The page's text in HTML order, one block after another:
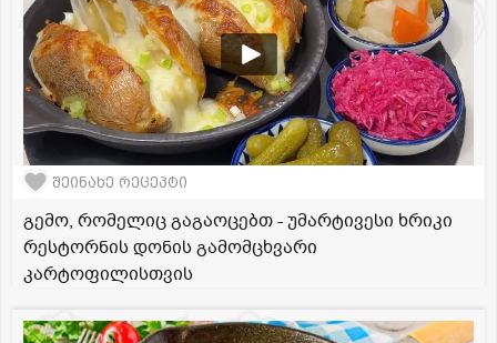
შეინახე რეცეპტი
გემო, რომელიც გაგაოცებთ - უმარტივესი ხრიკი
რესტორნის დონის გამომცხვარი
კარტოფილისთვის